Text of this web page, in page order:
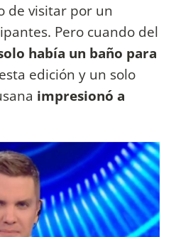
de visitar por un
Pero cuando del
había un baño para
edición y un solo
impresionó a